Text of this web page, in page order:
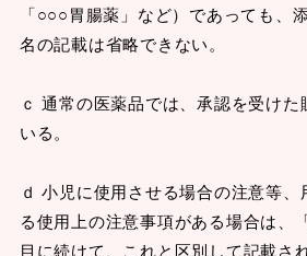
「○○○胃腸薬」など）であっても、
名の記載は省略できない。
ｃ 通常の医薬品では、承認を受け
いる。
ｄ 小児に使用させる場合の注意等
る使用上の注意事項がある場合は、
目に続けて、これと区別して記載さ